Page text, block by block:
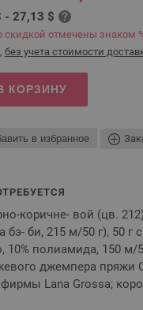
- 27,13 $
скидкой отмечены знаком
без учета стоимости
КОРЗИНУ
в избранное
коричне- вой (цв.
бэ- би, 215 м/50 г), 50
10% полиамида, 150 м/
джемпера пряжи
Lana Grossa;